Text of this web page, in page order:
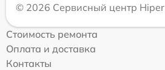
© 2026 Сервисный центр Hiper
Стоимость ремонта
Оплата и доставка
Контакты